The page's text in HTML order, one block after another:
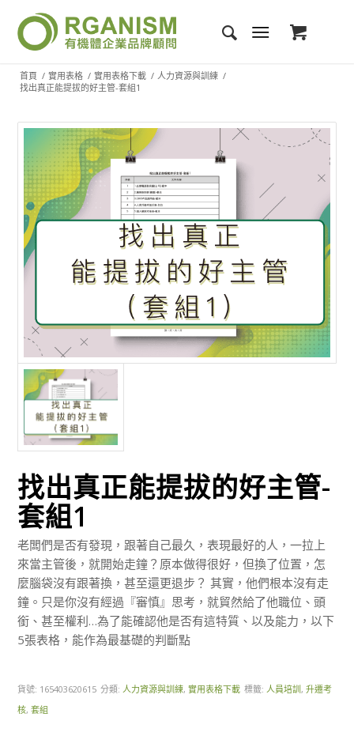
首頁 / 實用表格 / 實用表格下載 / 人力資源與訓練 /
找出真正能提拔的好主管-套組1
找出真正能提拔的好主管-
套組1
老闆們是否有發現，跟著自己最久，表現最好的人，一拉上
來當主管後，就開始走鐘？原本做得很好，但換了位置，怎
麼腦袋沒有跟著換，甚至還更退步？ 其實，他們根本沒有走
鐘。只是你沒有經過『審慎』思考，就貿然給了他職位、頭
銜、甚至權利…為了能確認他是否有這特質、以及能力，以下
5張表格，能作為最基礎的判斷點
貨號: 165403620615 分類:人力資源與訓練,實用表格下載 標籤:人員培訓,升遷考
核,套組